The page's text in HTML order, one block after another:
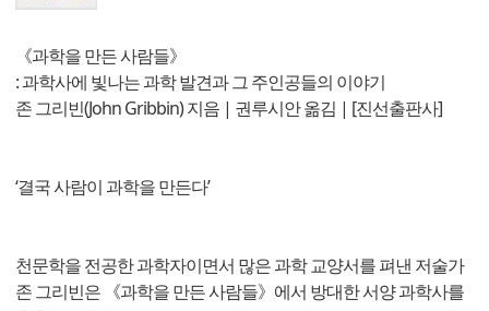
《과학을 만든 사람들》
: 과학사에 빛나는 과학 발견과 그 주인공들의 이야기
존 그리빈(John Gribbin) 지음 | 권루시안 옮김 | [진선출판사]
‘결국 사람이 과학을 만든다’
천문학을 전공한 과학자이면서 많은 과학 교양서를 펴낸 저술가
존 그리빈은 《과학을 만든 사람들》에서 방대한 서양 과학사를